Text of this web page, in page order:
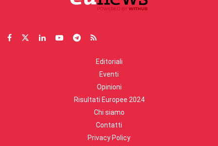
Editoriali
Eventi
Opinioni
Risultati Europee 2024
Chi siamo
Contatti
Privacy Policy